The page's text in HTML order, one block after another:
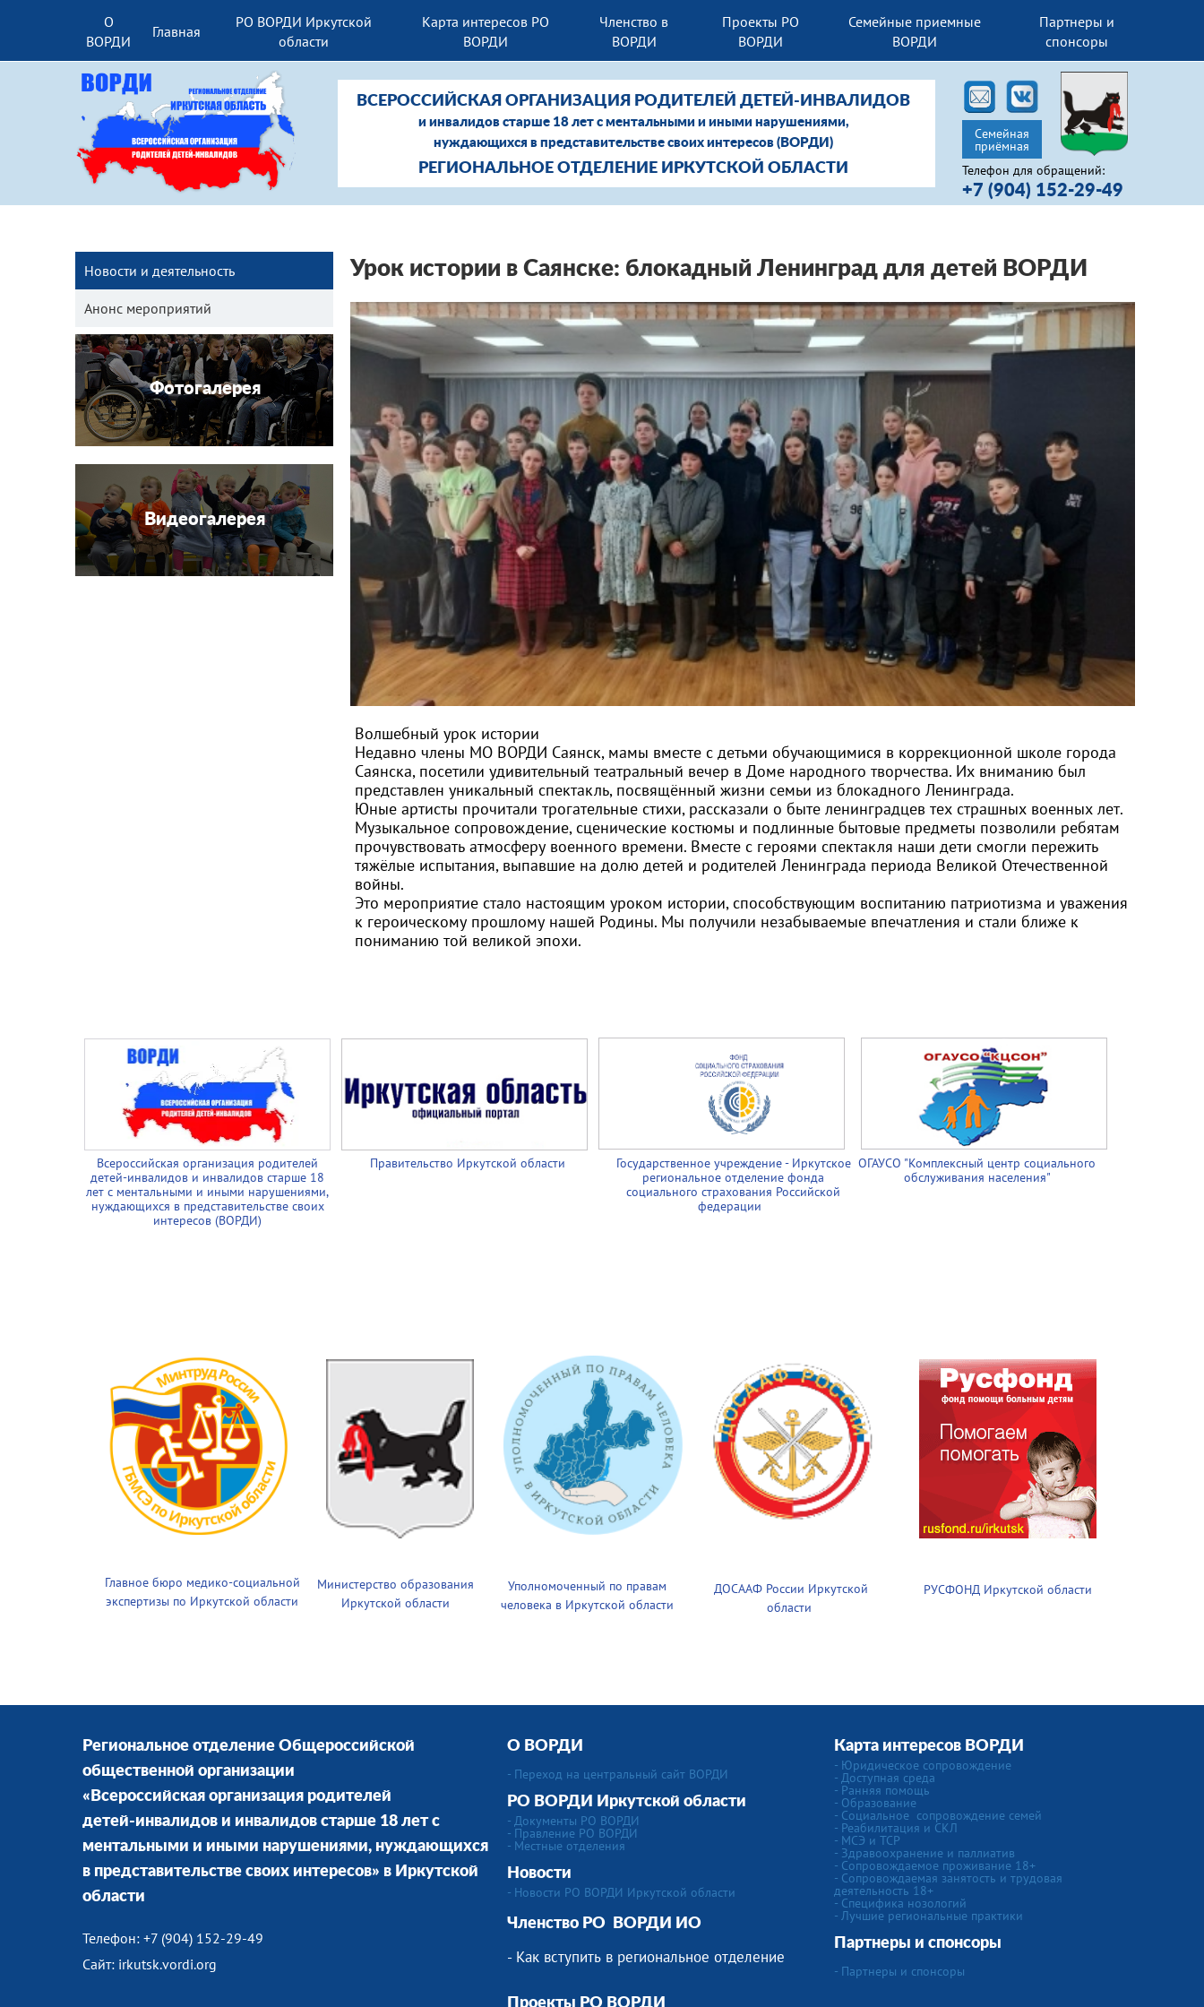
О
ВОРДИ
Главная
РО ВОРДИ Иркутской
области
Карта интересов РО
ВОРДИ
Членство в
ВОРДИ
Проекты РО
ВОРДИ
Семейные приемные
ВОРДИ
Партнеры и
спонсоры
Телефон для обращений:
+7 (904) 152-29-49
ВСЕРОССИЙСКАЯ ОРГАНИЗАЦИЯ РОДИТЕЛЕЙ ДЕТЕЙ-ИНВАЛИДОВ
и инвалидов старше 18 лет с ментальными и иными нарушениями,
нуждающихся в представительстве своих интересов (ВОРДИ)
РЕГИОНАЛЬНОЕ ОТДЕЛЕНИЕ ИРКУТСКОЙ ОБЛАСТИ
Семейная
приёмная
Новости и деятельность
Анонс мероприятий
Фотогалерея
Видеогалерея
Урок истории в Саянске: блокадный Ленинград для детей ВОРДИ
Волшебный урок истории
Недавно члены МО ВОРДИ Саянск, мамы вместе с детьми обучающимися в коррекционной школе города
Саянска, посетили удивительный театральный вечер в Доме народного творчества. Их вниманию был
представлен уникальный спектакль, посвящённый жизни семьи из блокадного Ленинграда.
Юные артисты прочитали трогательные стихи, рассказали о быте ленинградцев тех страшных военных лет.
Музыкальное сопровождение, сценические костюмы и подлинные бытовые предметы позволили ребятам
прочувствовать атмосферу военного времени. Вместе с героями спектакля наши дети смогли пережить
тяжёлые испытания, выпавшие на долю детей и родителей Ленинграда периода Великой Отечественной
войны.
Это мероприятие стало настоящим уроком истории, способствующим воспитанию патриотизма и уважения
к героическому прошлому нашей Родины. Мы получили незабываемые впечатления и стали ближе к
пониманию той великой эпохи.
Всероссийская организация родителей
детей-инвалидов и инвалидов старше 18
лет с ментальными и иными нарушениями,
нуждающихся в представительстве своих
интересов (ВОРДИ)
Правительство Иркутской области
Государственное учреждение - Иркутское
региональное отделение фонда
социального страхования Российской
федерации
ОГАУСО "Комплексный центр социального
обслуживания населения"
Главное бюро медико-социальной
экспертизы по Иркутской области
Министерство образования
Иркутской области
Уполномоченный по правам
человека в Иркутской области
ДОСААФ России Иркутской
области
РУСФОНД Иркутской области
Региональное отделение Общероссийской
общественной организации
«Всероссийская организация родителей
детей-инвалидов и инвалидов старше 18 лет с
ментальными и иными нарушениями, нуждающихся
в представительстве своих интересов» в Иркутской
области
Телефон: +7 (904) 152-29-49
Сайт: irkutsk.vordi.org
О ВОРДИ
- Переход на центральный сайт ВОРДИ
РО ВОРДИ Иркутской области
- Документы РО ВОРДИ
- Правление РО ВОРДИ
- Местные отделения
Новости
- Новости РО ВОРДИ Иркутской области
Членство РО
ВОРДИ ИО
- Как вступить в региональное отделение
Проекты РО ВОРДИ
Карта интересов ВОРДИ
- Юридическое сопровождение
- Доступная среда
- Ранняя помощь
- Образование
- Социальное сопровождение семей
- Реабилитация и СКЛ
- МСЭ и ТСР
- Здравоохранение и паллиатив
- Сопровождаемое проживание 18+
- Сопровождаемая занятость и трудовая
деятельность 18+
- Специфика нозологий
- Лучшие региональные практики
Партнеры и спонсоры
- Партнеры и спонсоры